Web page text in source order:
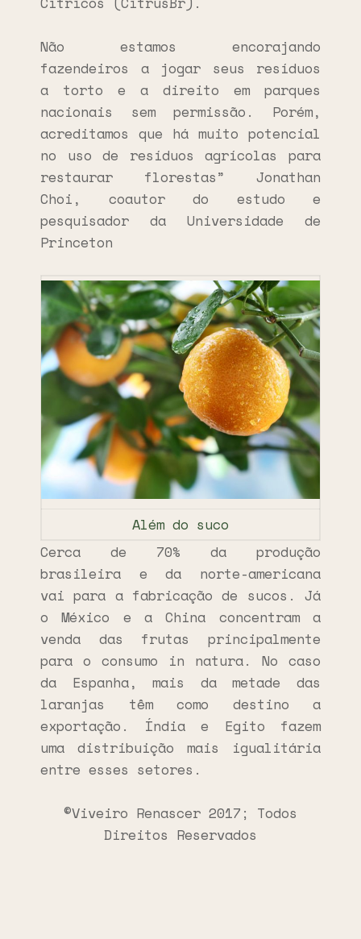
Não estamos encorajando
fazendeiros a jogar seus resíduos
a torto e a direito em parques
nacionais sem permissão. Porém,
acreditamos que há muito potencial
no uso de resíduos agrícolas para
restaurar florestas” Jonathan
Choi, coautor do estudo e
pesquisador da Universidade de
Princeton
Além do suco
Cerca de 70% da produção
brasileira e da norte-americana
vai para a fabricação de sucos. Já
o México e a China concentram a
venda das frutas principalmente
para o consumo in natura. No caso
da Espanha, mais da metade das
laranjas têm como destino a
exportação. Índia e Egito fazem
uma distribuição mais igualitária
entre esses setores.
©Viveiro Renascer 2017; Todos
Direitos Reservados